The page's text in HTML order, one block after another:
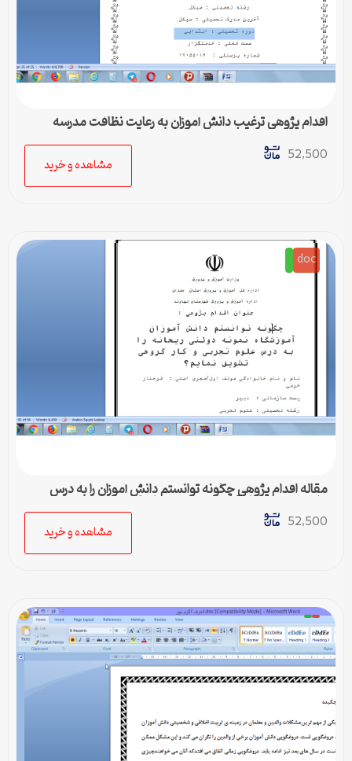
اقدام پژوهی ترغیب دانش آموزان به رعایت نظافت مدرسه
52,500
مشاهده و خرید
doc
مقاله اقدام پژوهی چگونه توانستم دانش آموزان را به درس
علوم تجربی و کار گروهی تشویق نمایم؟
52,500
مشاهده و خرید